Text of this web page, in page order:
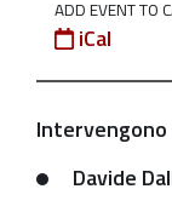
Bardellini
2024-
09-
2024-
ADD EVENT TO
iCal
Intervengono
Davide